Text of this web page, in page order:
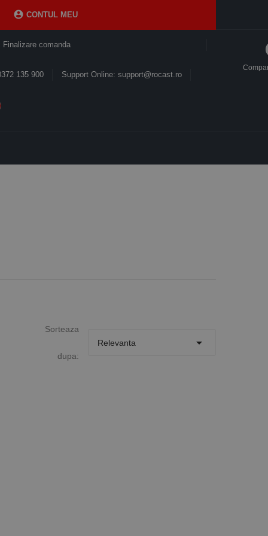
 CONTUL MEU
Finalizare comanda
Support Online: support@rocast.ro
135 900
Sorteaza
dupa:
Relevanta 